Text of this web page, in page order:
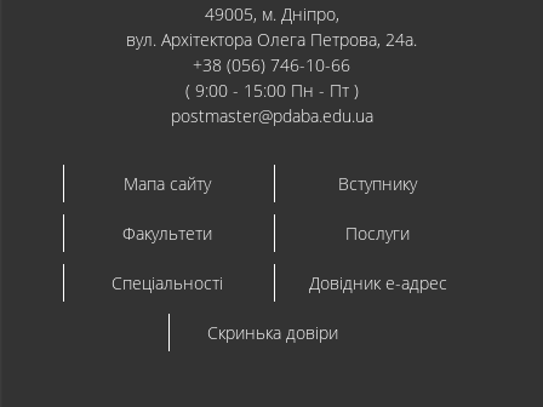
49005, м. Дніпро,
вул. Архітектора Олега Петрова, 24а.
+38 (056) 746-10-66
( 9:00 - 15:00 Пн - Пт )
postmaster@pdaba.edu.ua
Мапа сайту Вступнику
Факультети Послуги
Спеціальності Довідник e-адрес
Скринька довіри